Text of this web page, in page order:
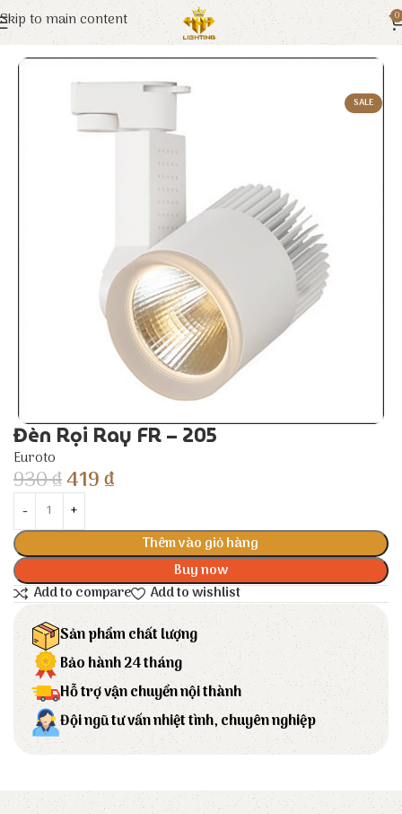
Skip to main content 0
Trang chủ Euroto Đèn LED
SALE
Đèn Rọi Ray FR – 205
Euroto
930₫419₫
Thêm vào giỏ hàng
Buy now
Add to compare
Add to wishlist
Sản phẩm chất lượng
Bảo hành 24 tháng
Hỗ trợ vận chuyển nội thành
Đội ngũ tư vấn nhiệt tình, chuyên nghiệp